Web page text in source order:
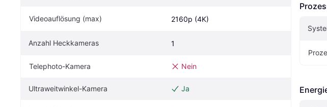
Videoauflösung (max) 2160p (4K)
Anzahl Heckkameras 1
Telephoto-Kamera Nein
Ultraweitwinkel-Kamera Ja